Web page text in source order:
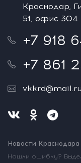
Краснодар,
51, офис 304
+7 918
+7 861
vkkrd@mail.ru
Новости
Нашли ошибку?